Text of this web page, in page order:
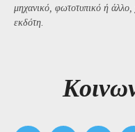
μηχανικό, φωτοτυπικό ή
εκδότη.